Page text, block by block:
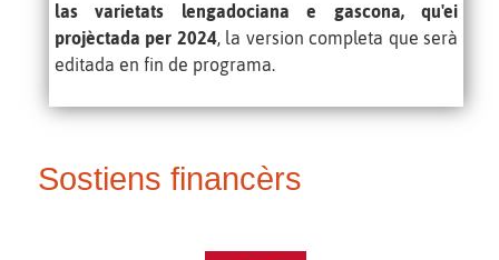
las varietats lengadociana e gascona, qu'ei
projèctada per 2024, la version completa que serà
editada en fin de programa.
Sostiens financèrs